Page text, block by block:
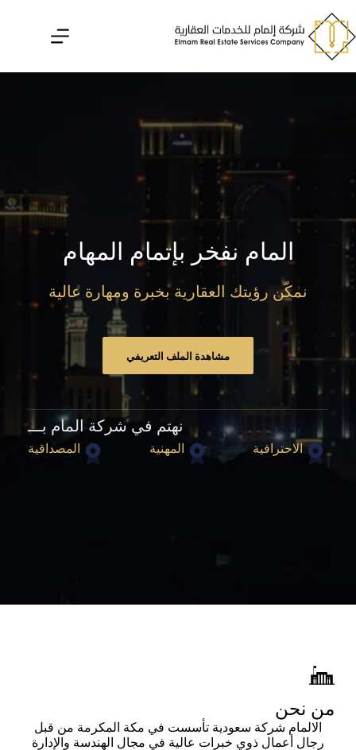
إلى
المحتوى
المام نفخر بإتمام المهام
نمكّن رؤيتك العقارية بخبرة ومهارة عالية
مشاهدة الملف التعريفي
نهتم في شركة المام بـــ
الاحترافية المهنية المصداقية
من نحن
الالمام شركة سعودية تأسست في مكة المكرمة من قبل
رجال أعمال ذوي خبرات عالية في مجال الهندسة والإدارة